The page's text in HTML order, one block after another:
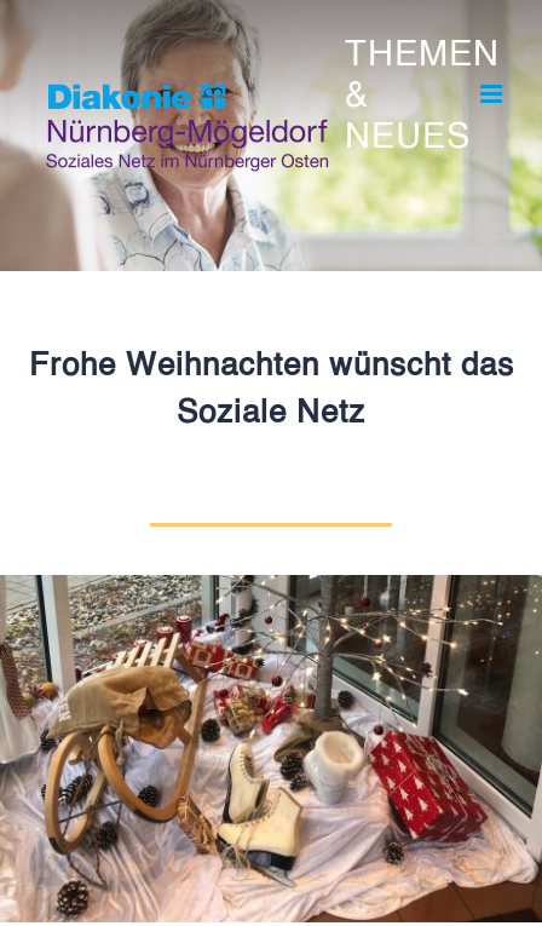
content
THEMEN
&
NEUES
Frohe Weihnachten wünscht das
Soziale Netz